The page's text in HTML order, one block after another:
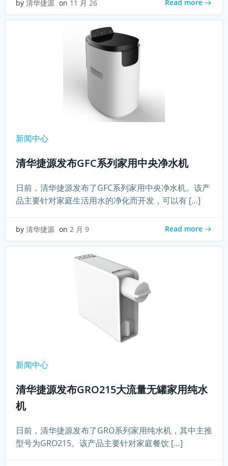
by 清华捷源 on 11 月 26 Read more
新闻中心
清华捷源发布GFC系列家用中央净水机
日前，清华捷源发布了GFC系列家用中央净水机。该产
品主要针对家庭生活用水的净化而开发，可以有 […]
by 清华捷源 on 2 月 9 Read more
新闻中心
清华捷源发布GRO215大流量无罐家用纯水
机
日前，清华捷源发布了GRO系列家用纯水机，其中主推
型号为GRO215。该产品主要针对家庭餐饮 […]